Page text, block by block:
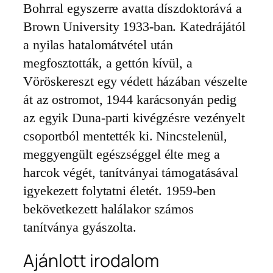
Bohrral egyszerre avatta díszdoktorává a
Brown University 1933-ban. Katedrájától
a nyilas hatalomátvétel után
megfosztották, a gettón kívül, a
Vöröskereszt egy védett házában vészelte
át az ostromot, 1944 karácsonyán pedig
az egyik Duna-parti kivégzésre vezényelt
csoportból mentették ki. Nincstelenül,
meggyengült egészséggel élte meg a
harcok végét, tanítványai támogatásával
igyekezett folytatni életét. 1959-ben
bekövetkezett halálakor számos
tanítványa gyászolta.
Ajánlott irodalom